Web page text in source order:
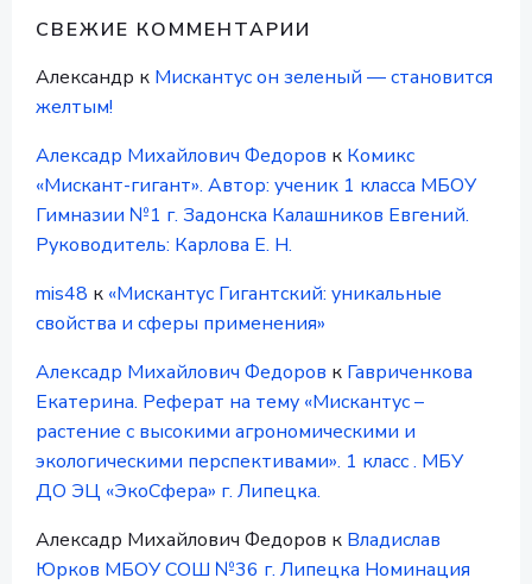
СВЕЖИЕ КОММЕНТАРИИ
Александр к Мискантус он зеленый — становится
желтым!
Алексадр Михайлович Федоров к Комикс
«Мискант-гигант». Автор: ученик 1 класса МБОУ
Гимназии №1 г. Задонска Калашников Евгений.
Руководитель: Карлова Е. Н.
mis48 к «Мискантус Гигантский: уникальные
свойства и сферы применения»
Алексадр Михайлович Федоров к Гавриченкова
Екатерина. Реферат на тему «Мискантус –
растение с высокими агрономическими и
экологическими перспективами». 1 класс . МБУ
ДО ЭЦ «ЭкоСфера» г. Липецка.
Алексадр Михайлович Федоров к Владислав
Юрков МБОУ СОШ №36 г. Липецка Номинация